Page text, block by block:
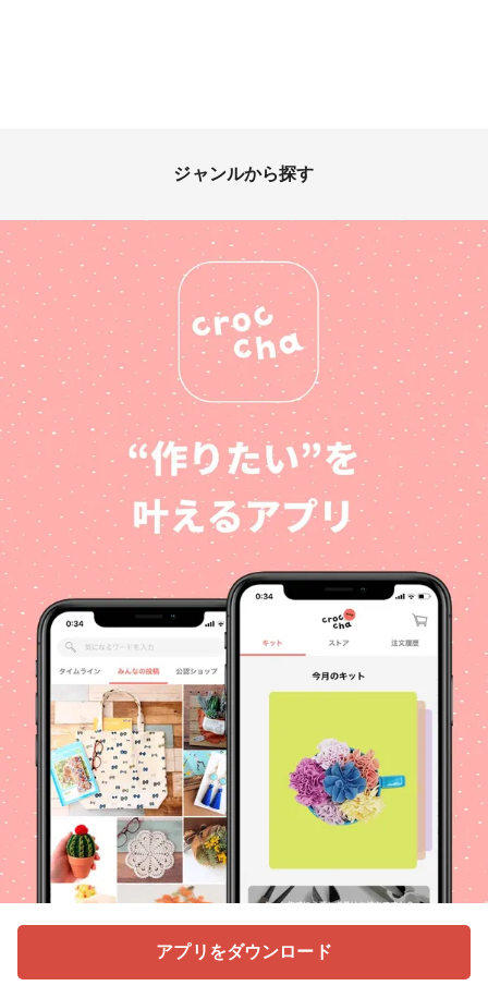
ジャンルから探す
アプリをダウンロード